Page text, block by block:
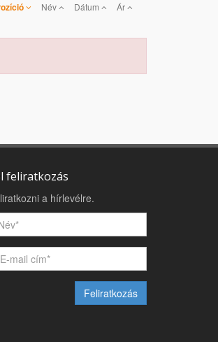
Név Dátum Ár
feliratkozás
a hírlevélre.
Feliratkozás